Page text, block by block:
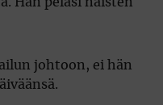
johtoon, ei hän